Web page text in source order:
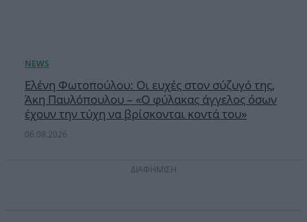
Ελένη Φωτοπούλου: Οι ευχές στον σύζυγό της,
Άκη Παυλόπουλου – «Ο φύλακας άγγελος όσων
έχουν την τύχη να βρίσκονται κοντά του»
06.08.2026
ΔΙΑΦΗΜΙΣΗ